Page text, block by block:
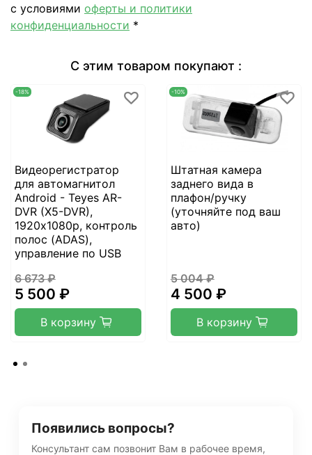
с условиями оферты и политики
конфиденциальности *
С этим товаром покупают :
-18%
Видеорегистратор
для автомагнитол
Android - Teyes AR-
DVR (X5-DVR),
1920х1080p, контроль
полос (ADAS),
управление по USB
6 673 ₽
5 500 ₽
В корзину
-10%
Штатная камера
заднего вида в
плафон/ручку
(уточняйте под ваш
авто)
5 004 ₽
4 500 ₽
В корзину
Появились вопросы?
Консультант сам позвонит Вам в рабочее время,